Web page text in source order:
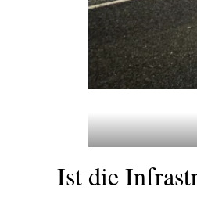
Ist die